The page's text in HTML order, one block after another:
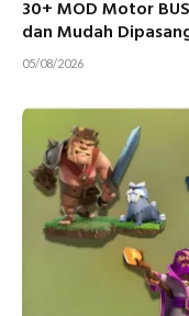
30+ MOD Motor
dan Mudah
05/08/2026